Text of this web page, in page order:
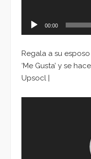
00:00
Regala a su
‘Me Gusta’ y se
Upsocl |